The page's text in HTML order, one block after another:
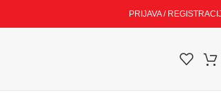
PRIJAVA /